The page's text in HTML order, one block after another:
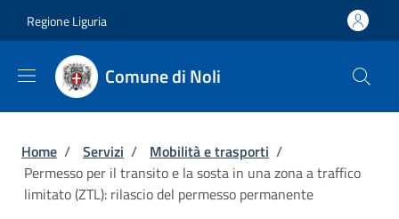
Regione Liguria
Comune di Noli
Briciole di pane
Home / Servizi / Mobilità e trasporti /
Permesso per il transito e la sosta in una zona a traffico
limitato (ZTL): rilascio del permesso permanente